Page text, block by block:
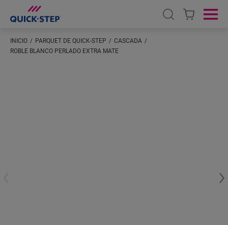
Open search
INICIO PARQUET DE QUICK-STEP
CASCADA
ROBLE BLANCO PERLADO EXTRA MATE